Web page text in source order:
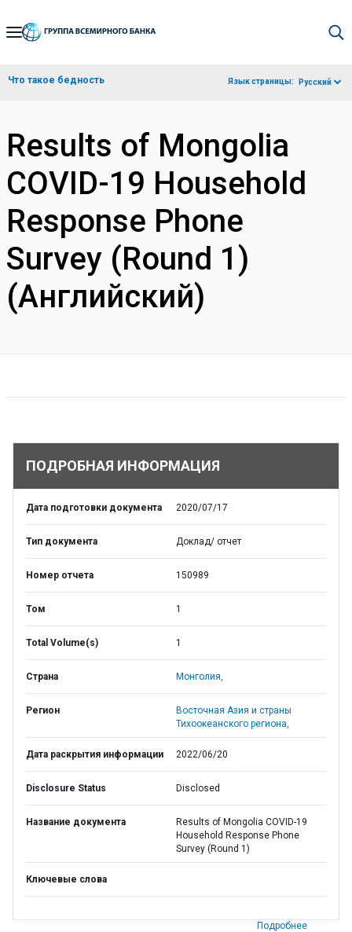
Skip
Navigation
Что такое бедность Язык страницы: Русский
Results of Mongolia
COVID-19 Household
Response Phone
Survey (Round 1)
(Английский)
ПОДРОБНАЯ ИНФОРМАЦИЯ
Дата подготовки документа 2020/07/17
Тип документа Доклад/ отчет
Номер отчета 150989
Том 1
Total Volume(s) 1
Страна Монголия,
Регион
Восточная Азия и страны
Тихоокеанского региона,
Дата раскрытия информации 2022/06/20
Disclosure Status Disclosed
Название документа
Results of Mongolia COVID-19
Household Response Phone
Survey (Round 1)
Ключевые слова
Подробнее